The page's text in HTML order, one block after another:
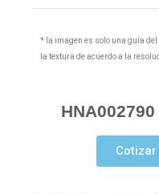
* la imagen es solo una guía
la textura de acuerdo a la